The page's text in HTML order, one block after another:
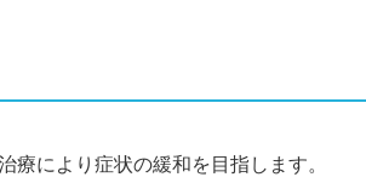
療により症状の緩和を目指します。